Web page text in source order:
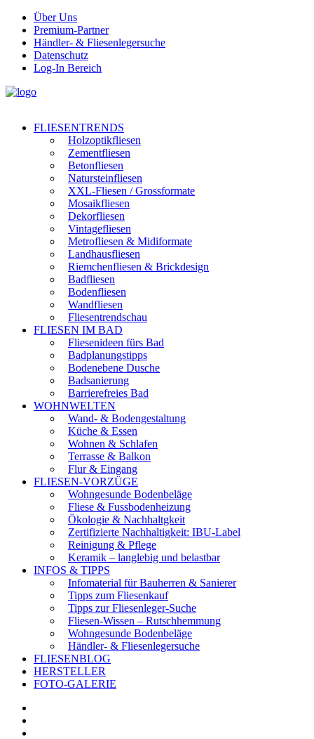
Über Uns
Premium-Partner
Händler- & Fliesenlegersuche
Datenschutz
Log-In Bereich
FLIESENTRENDS
Holzoptikfliesen
Zementfliesen
Betonfliesen
Natursteinfliesen
XXL-Fliesen / Grossformate
Mosaikfliesen
Dekorfliesen
Vintagefliesen
Metrofliesen & Midiformate
Landhausfliesen
Riemchenfliesen & Brickdesign
Badfliesen
Bodenfliesen
Wandfliesen
Fliesentrendschau
FLIESEN IM BAD
Fliesenideen fürs Bad
Badplanungstipps
Bodenebene Dusche
Badsanierung
Barrierefreies Bad
WOHNWELTEN
Wand- & Bodengestaltung
Küche & Essen
Wohnen & Schlafen
Terrasse & Balkon
Flur & Eingang
FLIESEN-VORZÜGE
Wohngesunde Bodenbeläge
Fliese & Fussbodenheizung
Ökologie & Nachhaltgkeit
Zertifizierte Nachhaltigkeit: IBU-Label
Reinigung & Pflege
Keramik – langlebig und belastbar
INFOS & TIPPS
Infomaterial für Bauherren & Sanierer
Tipps zum Fliesenkauf
Tipps zur Fliesenleger-Suche
Fliesen-Wissen – Rutschhemmung
Wohngesunde Bodenbeläge
Händler- & Fliesenlegersuche
FLIESENBLOG
HERSTELLER
FOTO-GALERIE